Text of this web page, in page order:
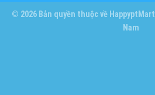
© 2026 Bản quyền thuộc về HappyptMart
Nam